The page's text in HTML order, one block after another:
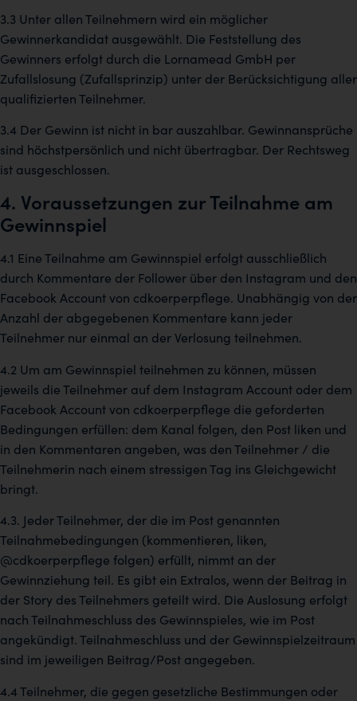
3.3 Unter allen Teilnehmern wird ein möglicher
Gewinnerkandidat ausgewählt. Die Feststellung des
Gewinners erfolgt durch die Lornamead GmbH per
Zufallslosung (Zufallsprinzip) unter der Berücksichtigung aller
qualifizierten Teilnehmer.
3.4 Der Gewinn ist nicht in bar auszahlbar. Gewinnansprüche
sind höchstpersönlich und nicht übertragbar. Der Rechtsweg
ist ausgeschlossen.
4. Voraussetzungen zur Teilnahme am
Gewinnspiel
4.1 Eine Teilnahme am Gewinnspiel erfolgt ausschließlich
durch Kommentare der Follower über den Instagram und den
Facebook Account von cdkoerperpflege. Unabhängig von der
Anzahl der abgegebenen Kommentare kann jeder
Teilnehmer nur einmal an der Verlosung teilnehmen.
4.2 Um am Gewinnspiel teilnehmen zu können, müssen
jeweils die Teilnehmer auf dem Instagram Account oder dem
Facebook Account von cdkoerperpflege die geforderten
Bedingungen erfüllen: dem Kanal folgen, den Post liken und
in den Kommentaren angeben, was den Teilnehmer / die
Teilnehmerin nach einem stressigen Tag ins Gleichgewicht
bringt.
4.3. Jeder Teilnehmer, der die im Post genannten
Teilnahmebedingungen (kommentieren, liken,
@cdkoerperpflege folgen) erfüllt, nimmt an der
Gewinnziehung teil. Es gibt ein Extralos, wenn der Beitrag in
der Story des Teilnehmers geteilt wird. Die Auslosung erfolgt
nach Teilnahmeschluss des Gewinnspieles, wie im Post
angekündigt. Teilnahmeschluss und der Gewinnspielzeitraum
sind im jeweiligen Beitrag/Post angegeben.
4.4 Teilnehmer, die gegen gesetzliche Bestimmungen oder